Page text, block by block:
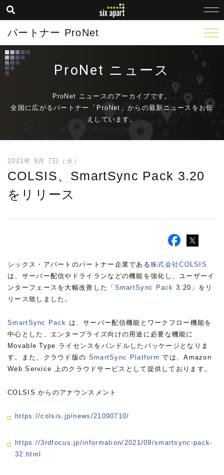
パートナー ProNet
ProNet ニュース
ProNet ニュースのアーカイブです。
全国に広がるパートナー「ProNet」からの最新ニュースをお伝
えしています。
2021年 9月 7日（火）
COLSIS、SmartSync Pack 3.20
をリリース
シックス・アパートのパートナー企業である株式会社COLSIS
は、サーバー配信やドライランなどの機能を強化し、ユーザーイ
ンターフェースを大幅改善した「 SmartSync Pack 3.20」をリ
リース致しました。
SmartSync Pack は、サーバー配信機能とワークフロー機能を
中心とした、エンタープライズ向けの用途に必要な機能に
Movable Type ライセンスをバンドルしたパッケージとなりま
す。また、クラウド版の SmartSync Platform では、Amazon
Web Service 上のクラウドサービスとして提供しております。
COLSIS からのアナウンスメント
https://colsis.jp/news/21090710/
https://3rdfocus.jp/information/2021/09/smartsync-pack-
32.html